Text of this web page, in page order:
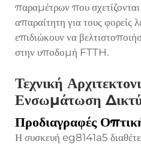
παραμέτρων που
απαραίτητη για τους φορείς
επιδιώκουν να
στην υποδομή FTTH.
Τεχνική
Ενσωμάτωση
Προδιαγραφές
Η συσκευή eg8141a5